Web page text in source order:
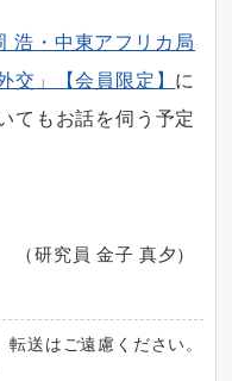
浩・中東アフリカ局
交」【会員限定】 に
てもお話を伺う予定
（研究員 金子 真夕）
送はご遠慮ください。